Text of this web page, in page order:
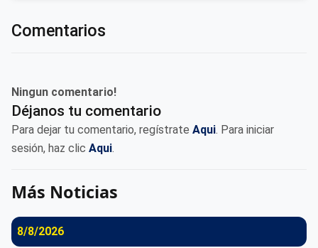
Comentarios
Ningun comentario!
Déjanos tu comentario
Para dejar tu comentario, regístrate Aqui. Para iniciar
sesión, haz clic Aqui.
Más Noticias
8/8/2026